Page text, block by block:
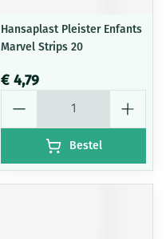
Hansaplast Pleister Enfants
Marvel Strips 20
€ 4,79
Bestel